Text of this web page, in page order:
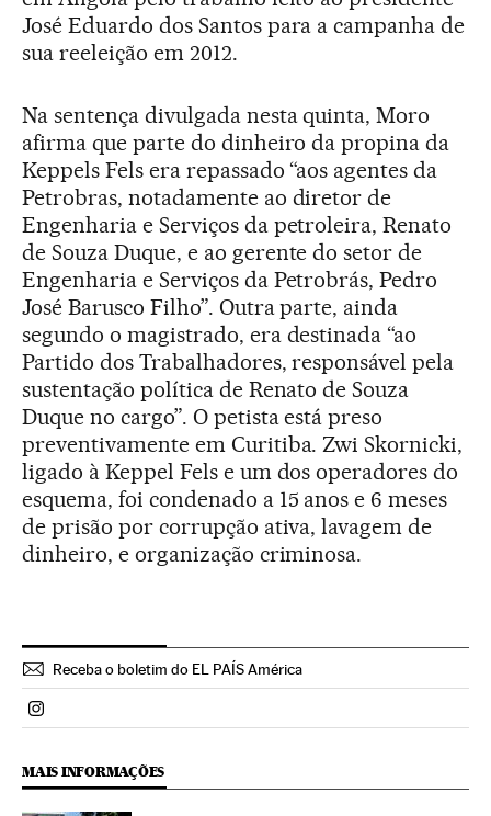
José Eduardo dos Santos para a campanha de
sua reeleição em 2012.
Na sentença divulgada nesta quinta, Moro
afirma que parte do dinheiro da propina da
Keppels Fels era repassado “aos agentes da
Petrobras, notadamente ao diretor de
Engenharia e Serviços da petroleira, Renato
de Souza Duque, e ao gerente do setor de
Engenharia e Serviços da Petrobrás, Pedro
José Barusco Filho”. Outra parte, ainda
segundo o magistrado, era destinada “ao
Partido dos Trabalhadores, responsável pela
sustentação política de Renato de Souza
Duque no cargo”. O petista está preso
preventivamente em Curitiba. Zwi Skornicki,
ligado à Keppel Fels e um dos operadores do
esquema, foi condenado a 15 anos e 6 meses
de prisão por corrupção ativa, lavagem de
dinheiro, e organização criminosa.
Receba o boletim do EL PAÍS América
Politica El País Brasil en Instagram
MAIS INFORMAÇÕES